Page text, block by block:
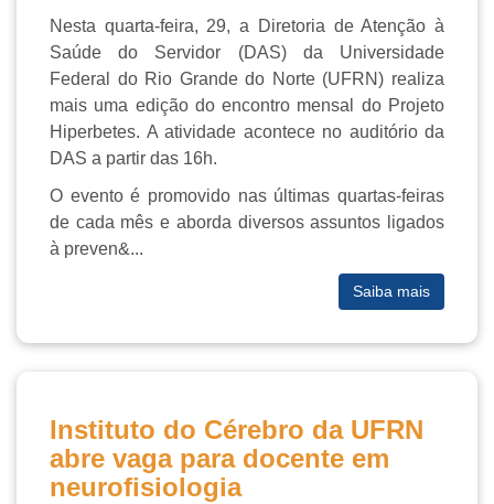
Nesta quarta-feira, 29, a Diretoria de Atenção à
Saúde do Servidor (DAS) da Universidade
Federal do Rio Grande do Norte (UFRN) realiza
mais uma edição do encontro mensal do Projeto
Hiperbetes. A atividade acontece no auditório da
DAS a partir das 16h.
O evento é promovido nas últimas quartas-feiras
de cada mês e aborda diversos assuntos ligados
à preven&...
Saiba mais
Instituto do Cérebro da UFRN
abre vaga para docente em
neurofisiologia